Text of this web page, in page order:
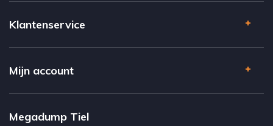
Klantenservice
Mijn account
Megadump Tiel